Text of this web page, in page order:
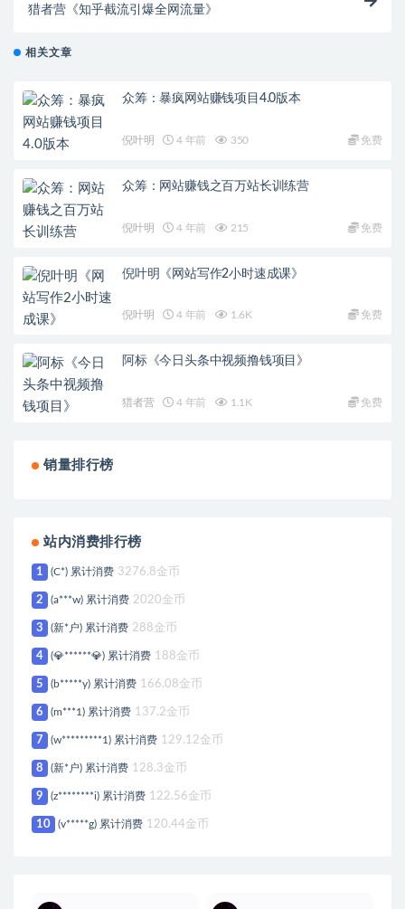
猎者营《知乎截流引爆全网流量》
相关文章
众筹：暴疯网站赚钱项目4.0版本
倪叶明 4 年前 350 免费
众筹：网站赚钱之百万站长训练营
倪叶明 4 年前 215 免费
倪叶明《网站写作2小时速成课》
倪叶明 4 年前 1.6K 免费
阿标《今日头条中视频撸钱项目》
猎者营 4 年前 1.1K 免费
销量排行榜
站内消费排行榜
1 (C*) 累计消费 3276.8金币
2 (a***w) 累计消费 2020金币
3 (新*户) 累计消费 288金币
4 (💎******💎) 累计消费 188金币
5 (b*****y) 累计消费 166.08金币
6 (m***1) 累计消费 137.2金币
7 (w*********1) 累计消费 129.12金币
8 (新*户) 累计消费 128.3金币
9 (z********i) 累计消费 122.56金币
10 (v*****g) 累计消费 120.44金币